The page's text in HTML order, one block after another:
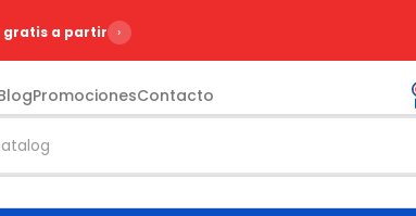
a partir de 99€
›
PromocionesContacto